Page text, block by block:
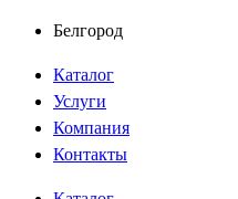
Перейти
содержимому
Белгород
Каталог
Услуги
Компания
Контакты